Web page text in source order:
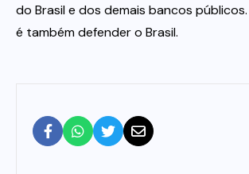
do Brasil e dos demais bancos
é também defender o Brasil.